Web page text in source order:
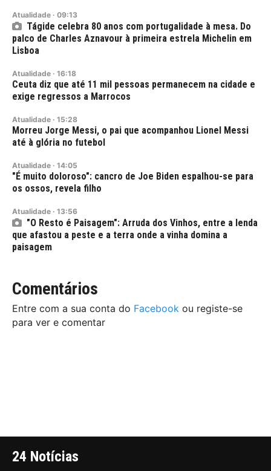
Atualidade · 09:13
Tágide celebra 80 anos com portugalidade à mesa. Do
palco de Charles Aznavour à primeira estrela Michelin em
Lisboa
Atualidade · 16:18
Ceuta diz que até 11 mil pessoas permanecem na cidade e
exige regressos a Marrocos
Atualidade · 15:28
Morreu Jorge Messi, o pai que acompanhou Lionel Messi
até à glória no futebol
Atualidade · 14:05
"É muito doloroso": cancro de Joe Biden espalhou-se para
os ossos, revela filho
Atualidade · 13:56
"O Resto é Paisagem": Arruda dos Vinhos, entre a lenda
que afastou a peste e a terra onde a vinha domina a
paisagem
Comentários
Entre com a sua conta do Facebook ou registe-se
para ver e comentar
24 Notícias